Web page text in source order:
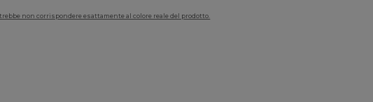
non corrispondere esattamente al colore reale del prodotto.